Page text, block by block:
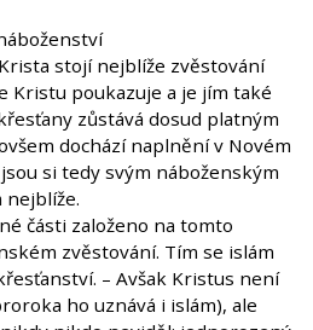
stojí nejblíže zvěstování
Kristu poukazuje a je jím také
zůstává dosud platným
dochází naplnění v Novém
si tedy svým náboženským
nejblíže.
části založeno na tomto
zvěstování. Tím se islám
– Avšak Kristus není
ho uznává i islám), ale